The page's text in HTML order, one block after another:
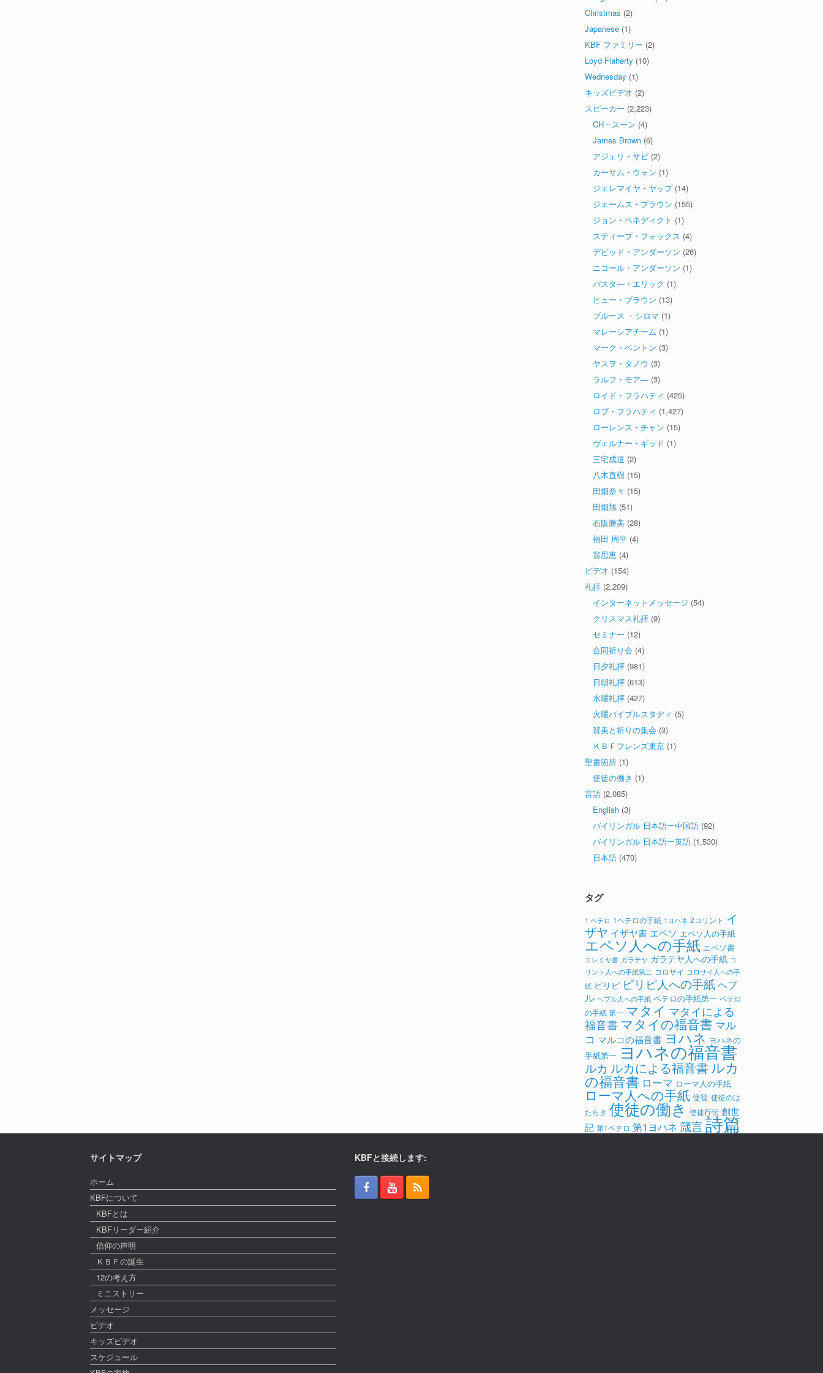
Christmas (2)
Japanese (1)
KBF ファミリー (2)
Loyd Flaherty (10)
Wednesday (1)
キッズビデオ (2)
スピーカー (2,223)
CH・スーン (4)
James Brown (6)
アジェリ・サビ (2)
カーサム・ウォン (1)
ジェレマイヤ・ヤップ(14)
ジェームス・ブラウン (155)
ジョン・ベネディクト (1)
スティーブ・フォックス (4)
デビッド・アンダーソン (26)
ニコール・アンダーソン (1)
パスタ―・エリック (1)
ヒュー・ブラウン (13)
ブルース ・シロマ (1)
マレーシアチーム (1)
マーク・ベントン (3)
ヤスヲ・タノウ (3)
ラルフ・モア― (3)
ロイド・フラハティ (425)
ロブ・フラハティ (1,427)
ローレンス・チャン (15)
ヴェルナー・ギッド (1)
三宅成道 (2)
八木直樹 (15)
田畑奈々 (15)
田畑旭 (51)
石阪勝美 (28)
福田 周平 (4)
翁思恵 (4)
ビデオ (154)
礼拝 (2,209)
インターネットメッセージ (54)
クリスマス礼拝 (9)
セミナー (12)
合同祈り会 (4)
日夕礼拝 (981)
日朝礼拝 (613)
水曜礼拝 (427)
火曜バイブルスタディ (5)
賛美と祈りの集会 (3)
ＫＢＦフレンズ東京 (1)
聖書箇所 (1)
使徒の働き (1)
言語 (2,085)
English (3)
バイリンガル 日本語ー中国語 (92)
バイリンガル 日本語ー英語 (1,530)
日本語 (470)
タグ
1 ペテロ 1ペテロの手紙 1ヨハネ 2コリント イ
ザヤ イザヤ書 エペソ エペソ人の手紙
エペソ人への手紙 エペソ書
エレミヤ書 ガラテヤ ガラテヤ人への手紙 コ
リント人への手紙第二 コロサイ コロサイ人への手
紙 ピリピ ピリピ人への手紙ヘブ
ル ヘブル人への手紙 ペテロの手紙第一 ペテロ
の手紙 第一 マタイ マタイによる
福音書 マタイの福音書 マル
コ マルコの福音書 ヨハネ ヨハネの
手紙第一 ヨハネの福音書
ルカ ルカによる福音書ルカ
の福音書 ローマ ローマ人の手紙
ローマ人への手紙 使徒 使徒のは
たらき 使徒の働き 使徒行伝 創世
記 第1ペテロ 第1ヨハネ 箴言詩篇
サイトマップ
ホーム
KBFについて
KBFとは
KBFリーダー紹介
信仰の声明
ＫＢＦの誕生
12の考え方
ミニストリー
メッセージ
ビデオ
キッズビデオ
スケジュール
KBFと接続します: